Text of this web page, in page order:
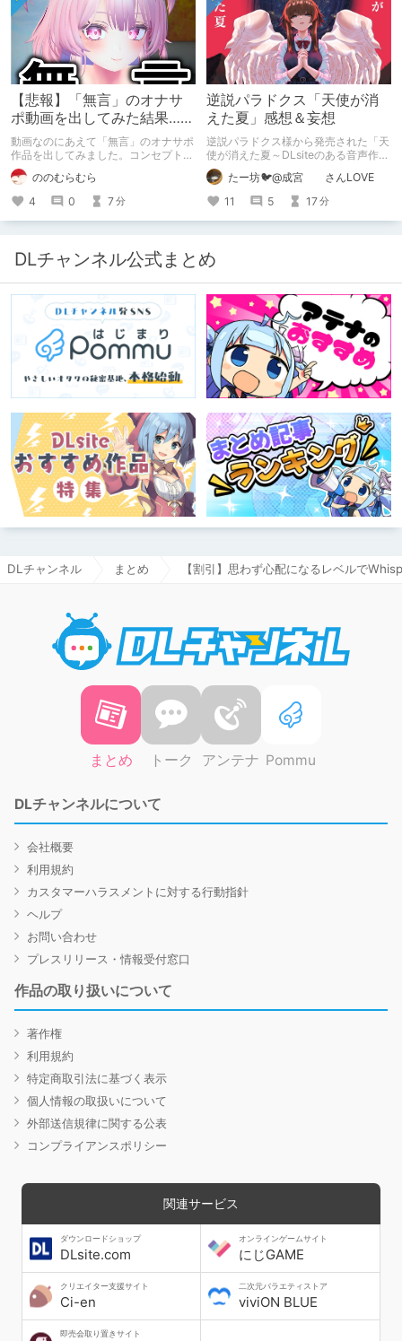
【悲報】「無言」のオナサ
ポ動画を出してみた結果……
動画なのにあえて「無言」のオナサポ
作品を出してみました。コンセプト通
りのものは作れたのですが、肝心の売
上がね……
ののむらむら
4
0 7分
逆説パラドクス「天使が消
えた夏」感想＆妄想
逆説パラドクス様から発売された「天
使が消えた夏～DLsiteのある音声作品
について～」の感想です。 妄想も多
いです。たー坊🐦@成宮 さんLOVE
11
5 17分
DLチャンネル公式まとめ
DLチャンネル まとめ 【割引】思わず心配になるレベルで
まとめ トーク アンテナ Pommu
DLチャンネルについて
会社概要
利用規約
カスタマーハラスメントに対する行動指針
ヘルプ
お問い合わせ
プレスリリース・情報受付窓口
作品の取り扱いについて
著作権
利用規約
特定商取引法に基づく表示
個人情報の取扱いについて
外部送信規律に関する公表
コンプライアンスポリシー
関連サービス
ダウンロードショップ
DLsite.com
オンラインゲームサイト
にじGAME
クリエイター支援サイト
Ci-en
二次元バラエティストア
viviON BLUE
即売会取り置きサイト